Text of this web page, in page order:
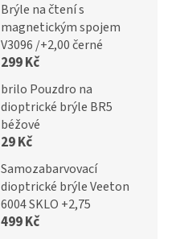
Brýle na čtení s
magnetickým spojem
V3096 /+2,00 černé
299 Kč
brilo Pouzdro na
dioptrické brýle BR5
béžové
29 Kč
Samozabarvovací
dioptrické brýle Veeton
6004 SKLO +2,75
499 Kč